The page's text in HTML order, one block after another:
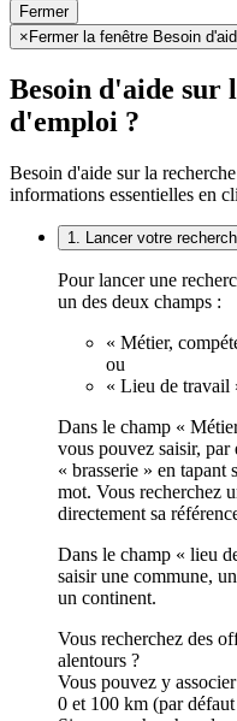
Fermer
× Fermer la fenêtre Besoin
Besoin d'aide sur
d'emploi ?
Besoin d'aide sur la
informations essentielles en
1. Lancer votre
Pour lancer une
un des deux champs :
« Métier,
ou
« Lieu de travail
Dans le champ «
vous pouvez saisir,
« brasserie » en tapant
mot. Vous recherchez
directement sa
Dans le champ « lieu
saisir une commune,
un continent.
Vous recherchez des
alentours ?
Vous pouvez y
0 et 100 km (par